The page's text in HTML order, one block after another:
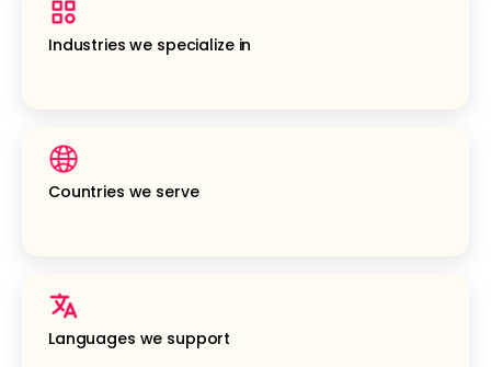
Industries we specialize in
Countries we serve
Languages we support